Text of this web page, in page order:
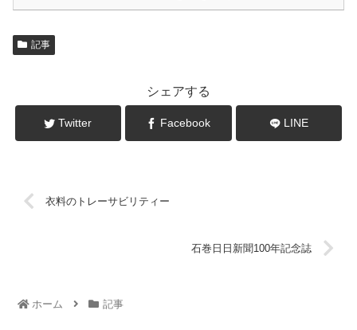
記事
シェアする
Twitter Facebook LINE
衣料のトレーサビリティー
石巻日日新聞100年記念誌
ホーム 記事